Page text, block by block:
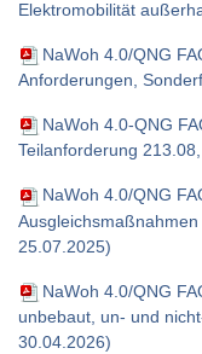
Elektromobilität
NaWoh 4.0/QNG
Anforderungen,
NaWoh 4.0-QNG
Teilanforderung
NaWoh 4.0/QNG
25.07.2025)
NaWoh 4.0/QNG
unbebaut, un- und
30.04.2026)